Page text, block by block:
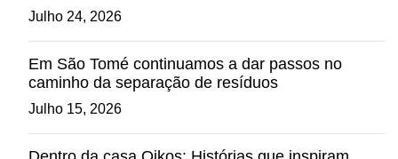
Julho 24, 2026
Em São Tomé continuamos a dar passos no
caminho da separação de resíduos
Julho 15, 2026